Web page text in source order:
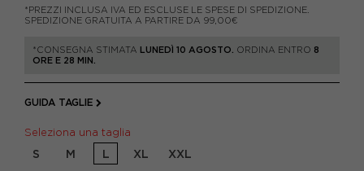
*PREZZI INCLUSA IVA ED ESCLUSE LE SPESE DI SPEDIZIONE.
SPEDIZIONE GRATUITA A PARTIRE DA 99,00€
*CONSEGNA STIMATA LUNEDÌ 10 AGOSTO. ORDINA ENTRO 8
ORE E 28 MIN.
GUIDA TAGLIE
Seleziona una taglia
S M L XL XXL